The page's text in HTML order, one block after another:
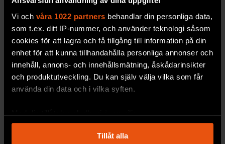
Vi och våra 1022 partners behandlar din personliga data,
som t.ex. ditt IP-nummer, och använder teknologi såsom
cookies för att lagra och få tillgång till information på din
enhet för att kunna tillhandahålla personliga annonser och
innehåll, annons- och innehållsmätning, åskådarinsikter
och produktutveckling. Du kan själv välja vilka som får
använda din data och i vilka syften.
Med din tillåtelse skulle vi även vilja:
som kan ha en noggrannhet på upp till flera meter
Tillåt alla
hjärnans nervceller. Därför finns blod-
hjärnbarriären.
MEDICIN & HÄLSA